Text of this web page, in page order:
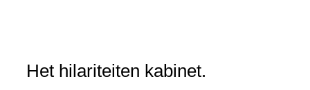
Het hilariteiten kabinet.